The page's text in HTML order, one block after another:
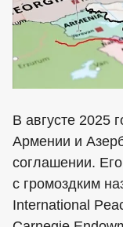
В августе 2025
Армении и
соглашении.
с громоздким
International